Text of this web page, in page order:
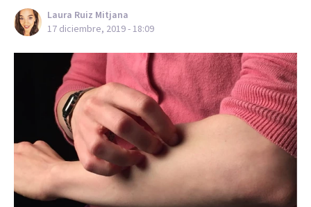
Laura Ruiz Mitjana
17 diciembre, 2019 - 18:09